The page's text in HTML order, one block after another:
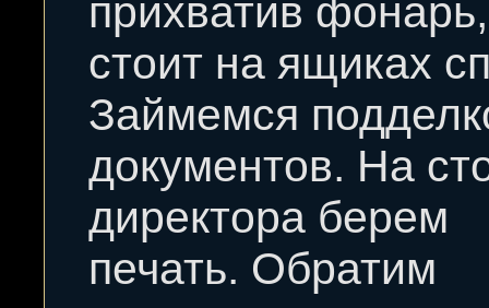
прихватив
стоит на ящиках
Займемся
документов. На
директора берем
печать. Обратим